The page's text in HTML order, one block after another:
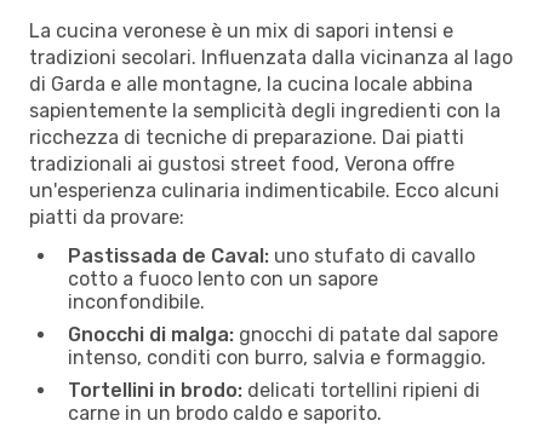
La cucina veronese è un mix di sapori intensi e
tradizioni secolari. Influenzata dalla vicinanza al lago
di Garda e alle montagne, la cucina locale abbina
sapientemente la semplicità degli ingredienti con la
ricchezza di tecniche di preparazione. Dai piatti
tradizionali ai gustosi street food, Verona offre
un'esperienza culinaria indimenticabile. Ecco alcuni
piatti da provare:
Pastissada de Caval: uno stufato di cavallo
cotto a fuoco lento con un sapore
inconfondibile.
Gnocchi di malga: gnocchi di patate dal sapore
intenso, conditi con burro, salvia e formaggio.
Tortellini in brodo: delicati tortellini ripieni di
carne in un brodo caldo e saporito.